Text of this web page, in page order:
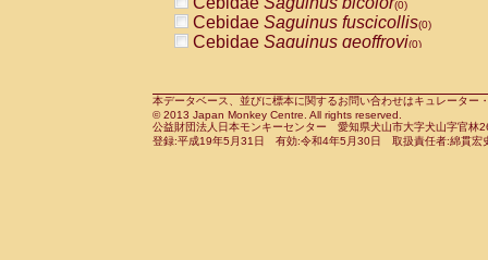
CercopithecidaeCercocebus
CercopithecidaeCercocebushybrid
CercopithecidaePapio anubis(0)
CercopithecidaePapio cynocephalus
CercopithecidaePapio hamadryas(0)
(0)
Cebidae Saguinus fuscicollis(0)
Cebidae Saguinus geoffroyi(0)
CebidaeSaguinus leucopus(0)
CebidaeSaguinus midas(0)
Cebidae Saguinus mystax(0)
本データベース、並びに標本に関するお問い合わせはキュレータ
© 2013 Japan Monkey Centre. All rights reserved.
公益財団法人日本モンキーセンター 愛知県犬山市大字犬山字官
登録:平成19年5月31日 有効:令和4年5月30日 取扱責任者:綿貫宏